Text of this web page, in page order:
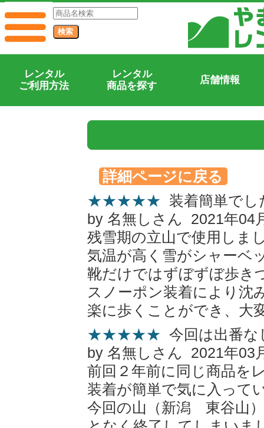
レンタル
ご利用方法
レンタル
商品を探す
店舗情報
『モンベル ライトアルパイン
ー
詳細ページに戻る
★★★★★ 装着簡単でし
by 名無しさん 2021年04
残雪期の立山で使用しま
気温が高く雪がシャーベ
靴だけではずぼずぼ歩き
スノーポン装着により沈
楽に歩くことができ、大
★★★★★ 今回は出番な
by 名無しさん 2021年03
前回２年前に同じ商品を
装着が簡単で気に入って
今回の山（新潟 東谷山